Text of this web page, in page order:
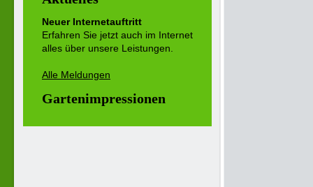
Neuer Internetauftritt
Erfahren Sie jetzt auch im Internet
alles über unsere Leistungen.
Alle Meldungen
Gartenimpressionen